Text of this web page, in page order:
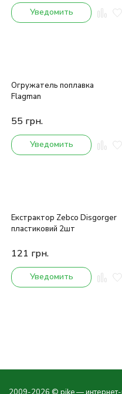
Уведомить
Огружатель поплавка
Flagman
55 грн.
Уведомить
Екстрактор Zebco Disgorger
пластиковий 2шт
121 грн.
Уведомить